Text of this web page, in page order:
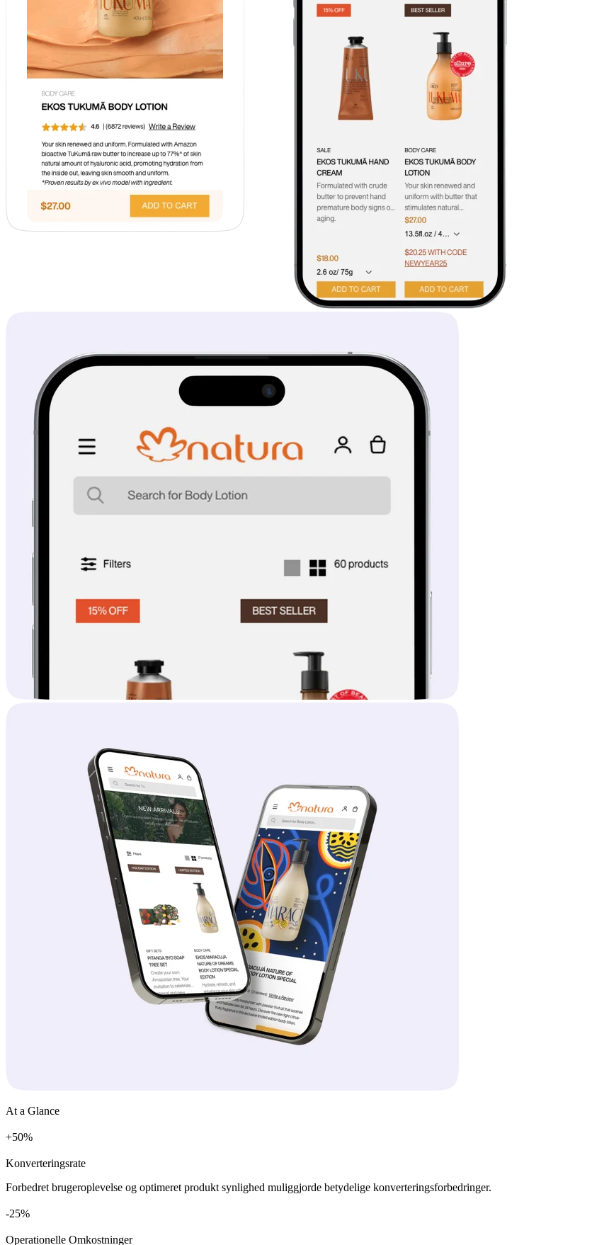
At a Glance
+ %
Konverteringsrate
Forbedret brugeroplevelse og optimeret produkt synlighed muliggjorde betydelige konverteringsforbedringer.
%
Operationelle Omkostninger